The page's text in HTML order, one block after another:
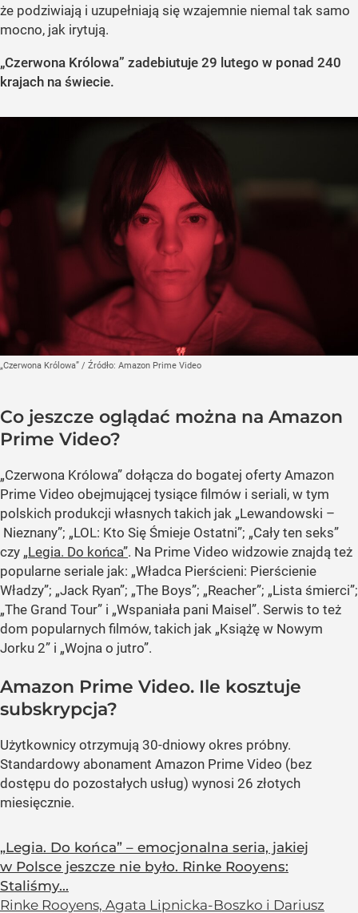
że podziwiają i uzupełniają się wzajemnie niemal tak samo
mocno, jak irytują.
„Czerwona Królowa” zadebiutuje 29 lutego w ponad 240
krajach na świecie.
„Czerwona Królowa” / Źródło: Amazon Prime Video
Co jeszcze oglądać można na Amazon
Prime Video?
„Czerwona Królowa” dołącza do bogatej oferty Amazon
Prime Video obejmującej tysiące filmów i seriali, w tym
polskich produkcji własnych takich jak „Lewandowski –
Nieznany”; „LOL: Kto Się Śmieje Ostatni”; „Cały ten seks”
czy „Legia. Do końca”. Na Prime Video widzowie znajdą też
popularne seriale jak: „Władca Pierścieni: Pierścienie
Władzy”; „Jack Ryan”; „The Boys”; „Reacher”; „Lista śmierci”;
„The Grand Tour” i „Wspaniała pani Maisel”. Serwis to też
dom popularnych filmów, takich jak „Książę w Nowym
Jorku 2” i „Wojna o jutro”.
Amazon Prime Video. Ile kosztuje
subskrypcja?
Użytkownicy otrzymują 30-dniowy okres próbny.
Standardowy abonament Amazon Prime Video (bez
dostępu do pozostałych usług) wynosi 26 złotych
miesięcznie.
„Legia. Do końca” – emocjonalna seria, jakiej
w Polsce jeszcze nie było. Rinke Rooyens:
Staliśmy...
Rinke Rooyens, Agata Lipnicka-Boszko i Dariusz